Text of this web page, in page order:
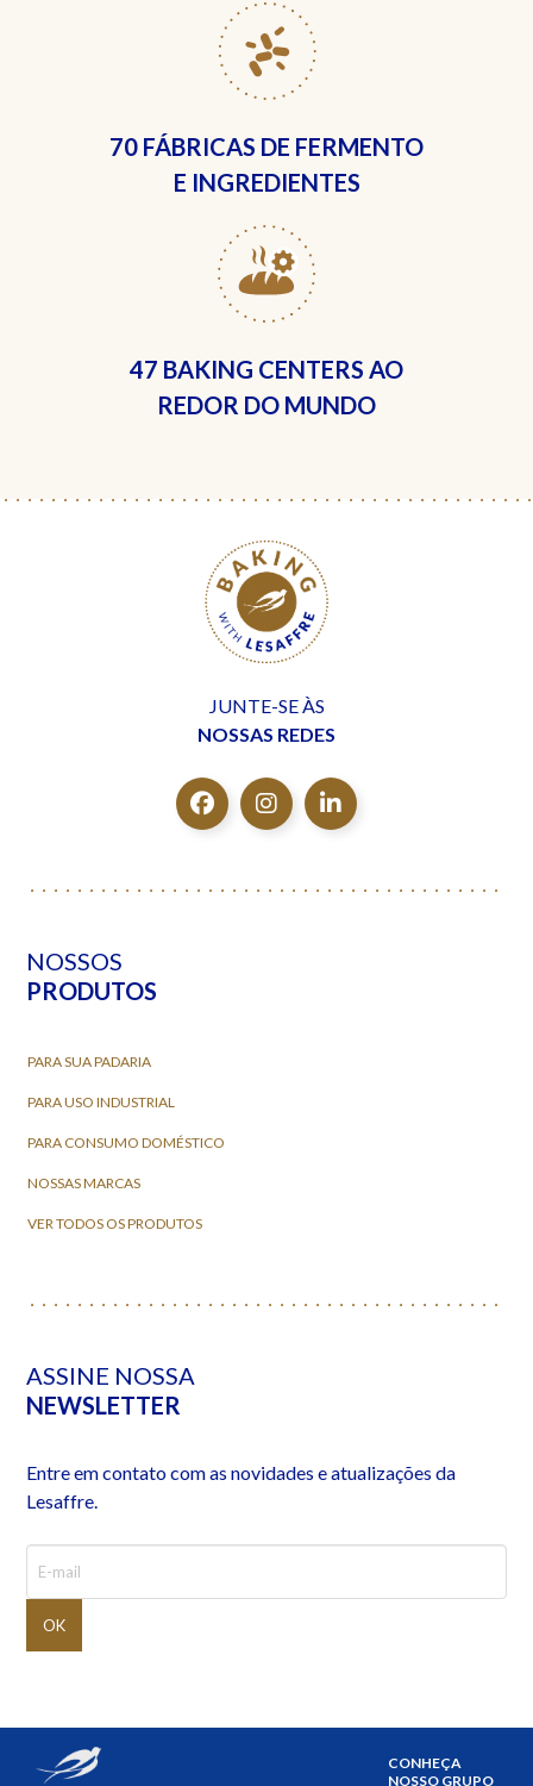
70 FÁBRICAS DE FERMENTO
E INGREDIENTES
47 BAKING CENTERS AO
REDOR DO MUNDO
JUNTE-SE ÀS
NOSSAS REDES
NOSSOS
PRODUTOS
PARA SUA PADARIA
PARA USO INDUSTRIAL
PARA CONSUMO DOMÉSTICO
NOSSAS MARCAS
VER TODOS OS PRODUTOS
ASSINE NOSSA
NEWSLETTER
Entre em contato com as novidades e atualizações da
Lesaffre.
CONHEÇA
NOSSO GRUPO